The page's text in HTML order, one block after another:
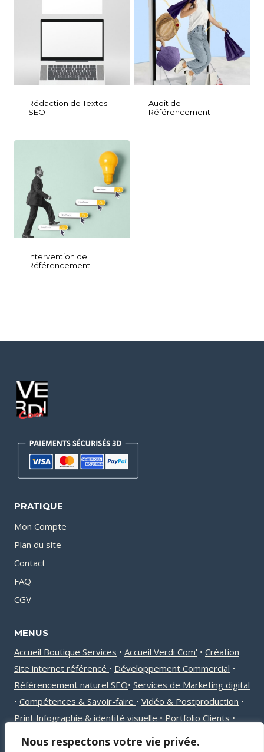
Nous respectons votre vie privée.
Rédaction de Textes
SEO
Audit de
Référencement
Intervention de
Référencement
PRATIQUE
Mon Compte
Plan du site
Contact
FAQ
CGV
MENUS
Accueil Boutique Services • Accueil Verdi Com' • Création
Site internet référencé • Développement Commercial •
Référencement naturel SEO• Services de Marketing digital
• Compétences & Savoir-faire • Vidéo & Postproduction •
Print Infographie & identité visuelle • Portfolio Clients •